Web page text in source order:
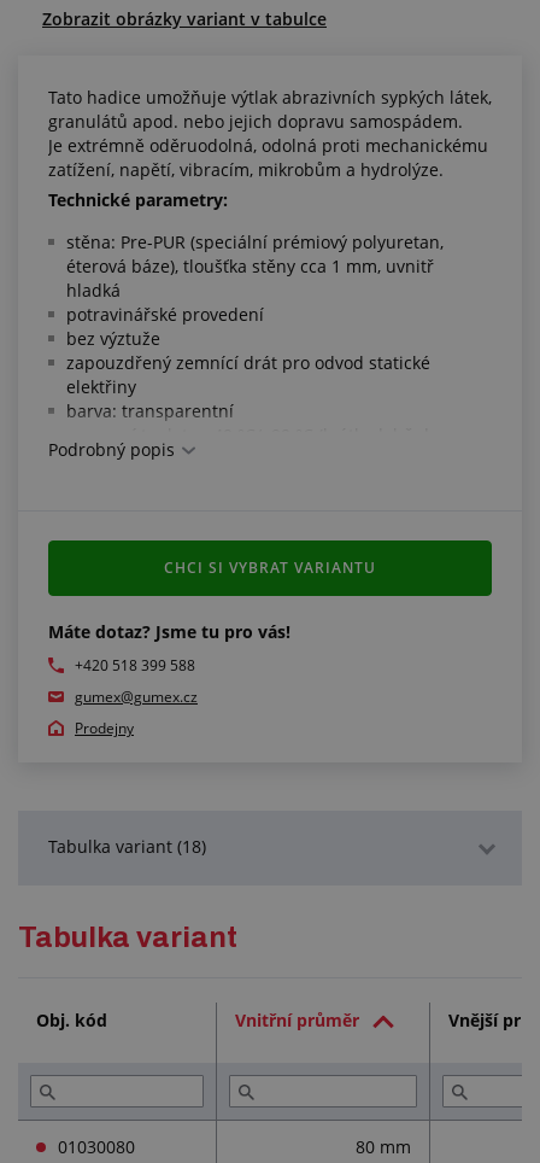
Zobrazit obrázky variant v tabulce
Tato hadice umožňuje výtlak abrazivních sypkých látek,
granulátů apod. nebo jejich dopravu samospádem.
Je extrémně oděruodolná, odolná proti mechanickému
zatížení, napětí, vibracím, mikrobům a hydrolýze.
Technické parametry:
stěna: Pre-PUR (speciální prémiový polyuretan,
éterová báze), tloušťka stěny cca 1 mm, uvnitř
hladká
potravinářské provedení
bez výztuže
zapouzdřený zemnící drát pro odvod statické
elektřiny
barva: transparentní
+125 °C)
Podrobný popis
Máte dotaz? Jsme tu pro vás!
+420 518 399 588
gumex@gumex.cz
Prodejny
CHCI SI VYBRAT VARIANTU
Tabulka variant (18)
Přečtěte si (2)
Tabulka variant
Obj. kód Vnitřní průměr Vnější
01030080 80 mm